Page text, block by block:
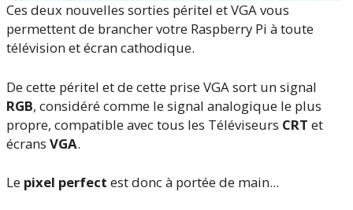
Ces deux nouvelles sorties péritel et VGA vous
permettent de brancher votre Raspberry Pi à toute
télévision et écran cathodique.
De cette péritel et de cette prise VGA sort un signal
RGB, considéré comme le signal analogique le plus
propre, compatible avec tous les Téléviseurs CRT et
écrans VGA.
Le pixel perfect est donc à portée de main...